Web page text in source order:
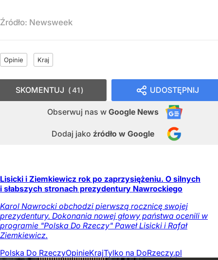
Źródło: Newsweek
Opinie Kraj
UDOSTĘPNIJ
Obserwuj nas w Google News
Dodaj jako źródło w Google
SKOMENTUJ 41
Lisicki i Ziemkiewicz rok po zaprzysiężeniu. O silnych
i słabszych stronach prezydentury Nawrockiego
Karol Nawrocki obchodzi pierwszą rocznicę swojej
prezydentury. Dokonania nowej głowy państwa ocenili w
programie "Polska Do Rzeczy" Paweł Lisicki i Rafał
Ziemkiewicz.
Polska Do RzeczyOpinieKrajTylko na DoRzeczy.pl